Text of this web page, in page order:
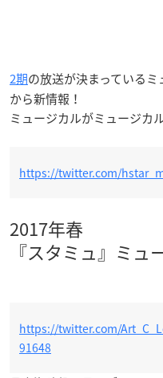
2期の放送が決まっている
から新情報！
ミュージカルがミュージカ
https://twitter.com/
2017年春
『スタミュ』ミュ
https://twitter.com/
91648